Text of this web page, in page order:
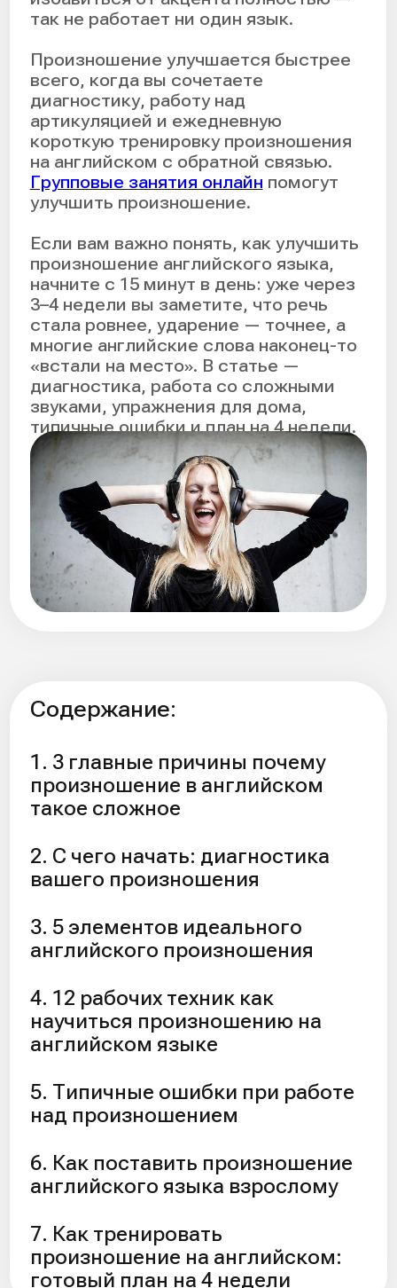
Содержание:
произношение в английском
такое сложное
2. С чего начать: диагностика
вашего произношения
3. 5 элементов идеального
английского произношения
4. 12 рабочих техник как
научиться произношению на
английском языке
5. Типичные ошибки при работе
над произношением
6. Как поставить произношение
английского языка взрослому
7. Как тренировать
произношение на английском:
готовый план на 4 недели
почему произношение
в английском такое
У английского языка есть репутация
«простого» на старте и «капризного» в
деталях. Произношение — как раз та
деталь, которая внезапно начинает
решать, поймут вас или попросят
В английском много звуков, которым в
русском языке нет точной пары. Отсюда
вечные истории про th, «странную r» и
θ / ð (th в think / this);
w (water);
r (американское/британское «р», не
как русское).
И если эти звуки произносить «по-
русски», носитель обычно понимает, но с
В английском языке орфография и
произношение живут своей жизнью. Одно
слово может читаться не так, как вы
Поэтому вопрос как выучить
произношение английских слов напрямую
связан со словарем и аудио, а не только с
Но даже если вы «попали» в отдельные
звуки, речь может звучать неестественно
из-за ритма. В английском важны: